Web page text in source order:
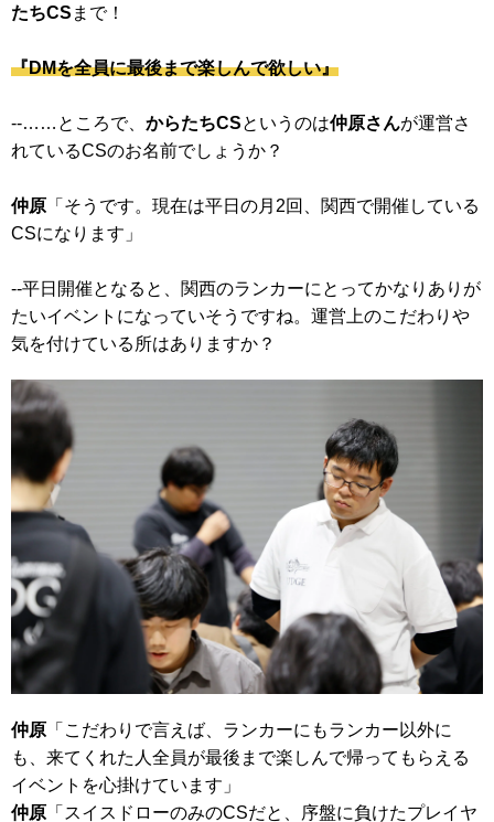
たちCS まで！
『DMを全員に最後まで楽しんで欲しい』
--……ところで、 からたちCSというのは仲原さんが運営さ
れているCSのお名前でしょうか？
仲原 「そうです。現在は平日の月2回、関西で開催している
CSになります」
--平日開催となると、関西のランカーにとってかなりありが
たいイベントになっていそうですね。運営上のこだわりや
気を付けている所はありますか？
仲原 「こだわりで言えば、ランカーにもランカー以外に
も、来てくれた人全員が最後まで楽しんで帰ってもらえる
イベントを心掛けています」
仲原 「スイスドローのみのCSだと、序盤に負けたプレイヤ